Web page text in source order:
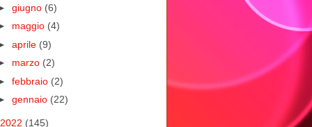
giugno (6)
maggio (4)
aprile (9)
marzo (2)
febbraio (2)
gennaio (22)
2022 (145)